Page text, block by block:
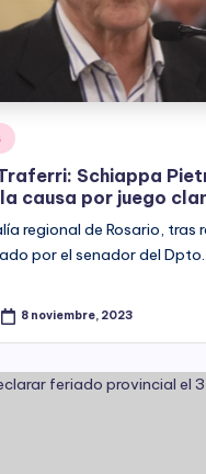
Schiappa
causa por juego
regional de Rosario, tras
por el senador del Dpto.
8 noviembre, 2023